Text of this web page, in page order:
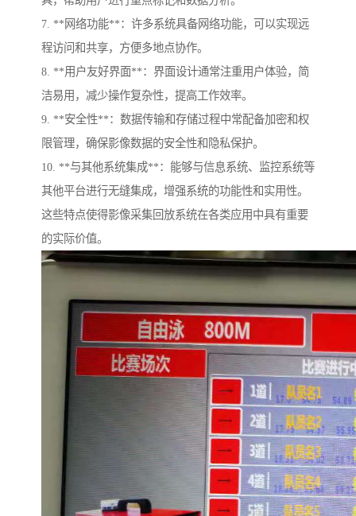
7. **网络功能**：许多系统具备网络功能，可以实现远
程访问和共享，方便多地点协作。
8. **用户友好界面**：界面设计通常注重用户体验，简
洁易用，减少操作复杂性，提高工作效率。
9. **安全性**：数据传输和存储过程中常配备加密和权
限管理，确保影像数据的安全性和隐私保护。
10. **与其他系统集成**：能够与信息系统、监控系统等
其他平台进行无缝集成，增强系统的功能性和实用性。
这些特点使得影像采集回放系统在各类应用中具有重要
的实际价值。